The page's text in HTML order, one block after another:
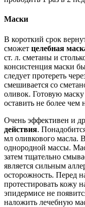
Маски
В короткий срок
сможет целебная
ст. л. сметаны и
консистенция маски
следует протереть
смешивается со
оливок. Готовую
оставить не более чем
Очень эффективен и
действия.
мл оливкового масла.
однородной массы.
затем тщательно
является сильным
осторожность. Перед
протестировать кожу
эпидермисе не
наложить лечебную